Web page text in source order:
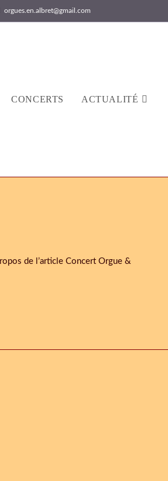
orgues.en.albret@gmail.com
CONCERTS ACTUALITÉ